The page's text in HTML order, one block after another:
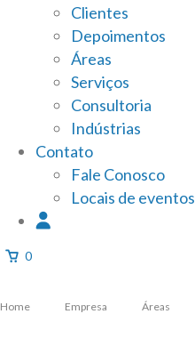
Clientes
Depoimentos
Áreas
Serviços
Consultoria
Indústrias
Contato
Fale Conosco
Locais de eventos
0
Home Empresa Áreas